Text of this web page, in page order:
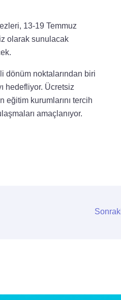
13-19 Temmuz
olarak sunulacak
dönüm noktalarından biri
hedefliyor. Ücretsiz
eğitim kurumlarını tercih
amaçlanıyor.